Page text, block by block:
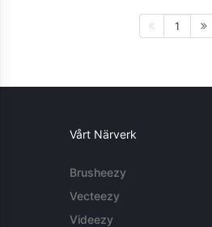
1
Vårt Närverk
Brusheezy
Vecteezy
Videezy